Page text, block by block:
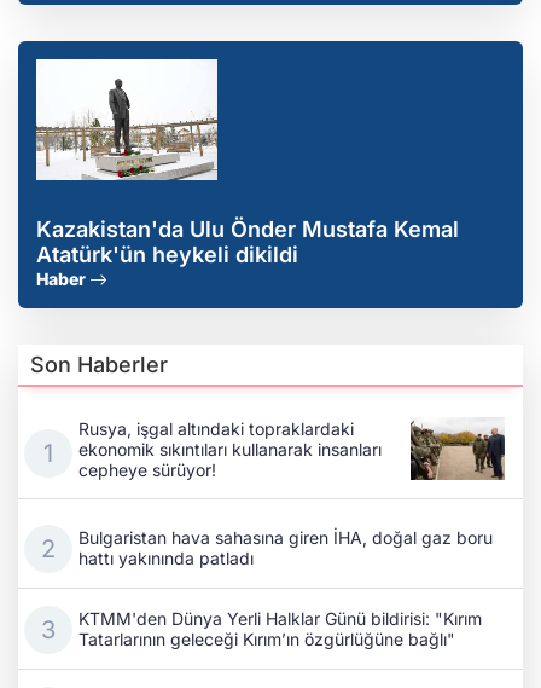
Kazakistan'da Ulu Önder Mustafa Kemal
Atatürk'ün heykeli dikildi
Haber
Son Haberler
Rusya, işgal altındaki topraklardaki
ekonomik sıkıntıları kullanarak insanları
cepheye sürüyor!
Bulgaristan hava sahasına giren İHA, doğal gaz boru
hattı yakınında patladı
KTMM'den Dünya Yerli Halklar Günü bildirisi: "Kırım
Tatarlarının geleceği Kırım’ın özgürlüğüne bağlı"